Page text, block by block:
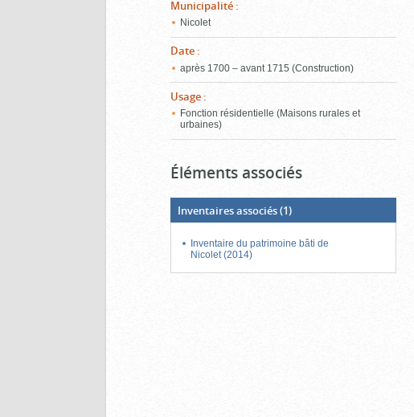
Municipalité :
Nicolet
Date :
après 1700 – avant 1715 (Construction)
Usage :
Fonction résidentielle (Maisons rurales et
urbaines)
Éléments associés
Inventaires associés(1)
Inventaire du patrimoine bâti de
Nicolet (2014)